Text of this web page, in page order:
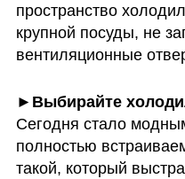
пространство
крупной посуды, не
вентиляционные
Сегодня стало
полностью
такой, который